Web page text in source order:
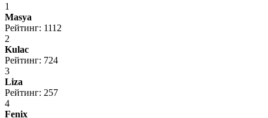
1
Masya
Рейтинг: 1112
2
Kulac
Рейтинг: 724
3
Liza
Рейтинг: 257
4
Fenix